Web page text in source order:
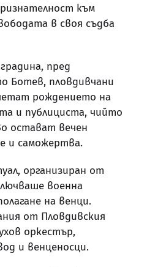
към
в своя съдба
пред
Ботев, пловдивчани
рождението на
и публициста, чийто
остават вечен
и саможертва.
организиран от
военна
на венци.
от Пловдивския
оркестър,
и венценосци.